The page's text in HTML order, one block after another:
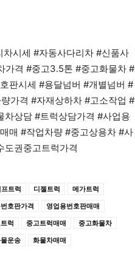
시세 #자동사다리차 #신품사
가격 #중고3.5톤 #중고화물차 #
판시세 #용달넘버 #개별넘버 #
가격 #자재상하차 #고소작업 #
상담 #트럭상담가격 #사업용
매 #작업차량 #중고상용차 #사
권중고트럭가격
프트럭 디젤트럭
메가트럭
호판가격
영업용번호판매매
럭 중고트럭매매
중고화물차
운송 화물차매매